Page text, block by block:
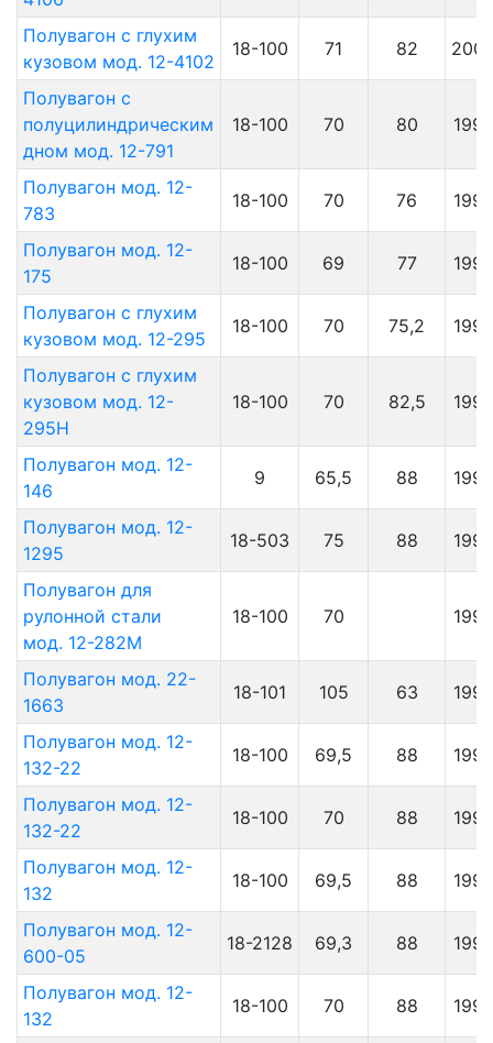
Полувагон с глухим
кузовом мод. 12-4102
18-100 71 82
Полувагон с
полуцилиндрическим
дном мод. 12-791
18-100 70 80 1999
Полувагон мод. 12-
783
18-100 70 76 1998
Полувагон мод. 12-
175
18-100 69 77 1997
Полувагон с глухим
кузовом мод. 12-295
18-100 70 75,2 1996
Полувагон с глухим
кузовом мод. 12-
295Н
18-100 70 82,5 1996
Полувагон мод. 12-
146
9 65,5 88 1996
Полувагон мод. 12-
1295
18-503 75 88 1995
Полувагон для
рулонной стали
мод. 12-282М
18-100 70 1993
Полувагон мод. 22-
1663
18-101 105 63 1992
Полувагон мод. 12-
132-22
18-100 69,5 88 1992
Полувагон мод. 12-
132-22
18-100 70 88 1992
Полувагон мод. 12-
132
18-100 69,5 88 1992
Полувагон мод. 12-
600-05
18-2128 69,3 88 1992
Полувагон мод. 12-
132
18-100 70 88 1992